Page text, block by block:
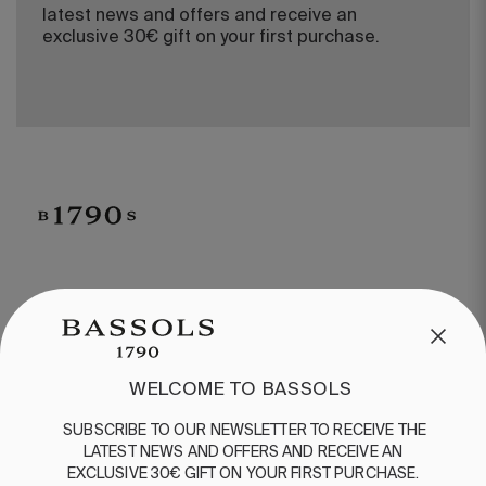
latest news and offers and receive an
exclusive 30€ gift on your first purchase.
CONTACT / +34 932 070 450
SHIPPING & RETURNS
ENGLISH / ESPAÑOL / FRANÇAIS
WELCOME TO BASSOLS
SUBSCRIBE TO OUR NEWSLETTERTO RECEIVE
THE
LATEST
NEWS AND OFFERSAND RECEIVE AN
EXCLUSIVE30€ GIFT ON YOUR FIRST PURCHASE.